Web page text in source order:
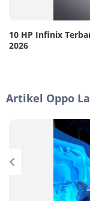
10 HP Infinix
2026
Artikel Oppo